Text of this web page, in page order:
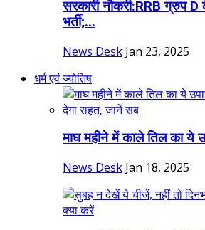
सरकारी नौकरी:RRB ग्रुप
भर्ती;...
News Desk Jan 23, 2025
धर्म एवं ज्योतिष
माघ महीने में काले तिल का ये
News Desk Jan 18, 2025